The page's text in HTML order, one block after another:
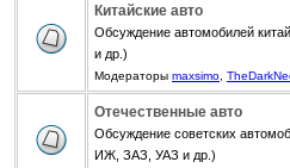
Китайские авто
Обсуждение автомобилей
и др.)
Модераторы maxsimo
Отечественные авто
Обсуждение советских
ИЖ, ЗАЗ, УАЗ и др.)